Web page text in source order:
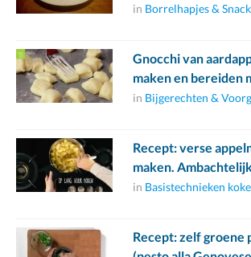
in Borrelhapjes &
Gnocchi van
maken en bereiden
in Bijgerechten &
Recept: verse
maken.
in Basistechnieken
Recept: zelf groene